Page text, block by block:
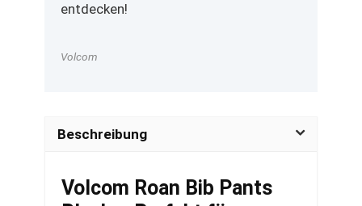
entdecken!
Volcom
Beschreibung
Volcom Roan Bib Pants